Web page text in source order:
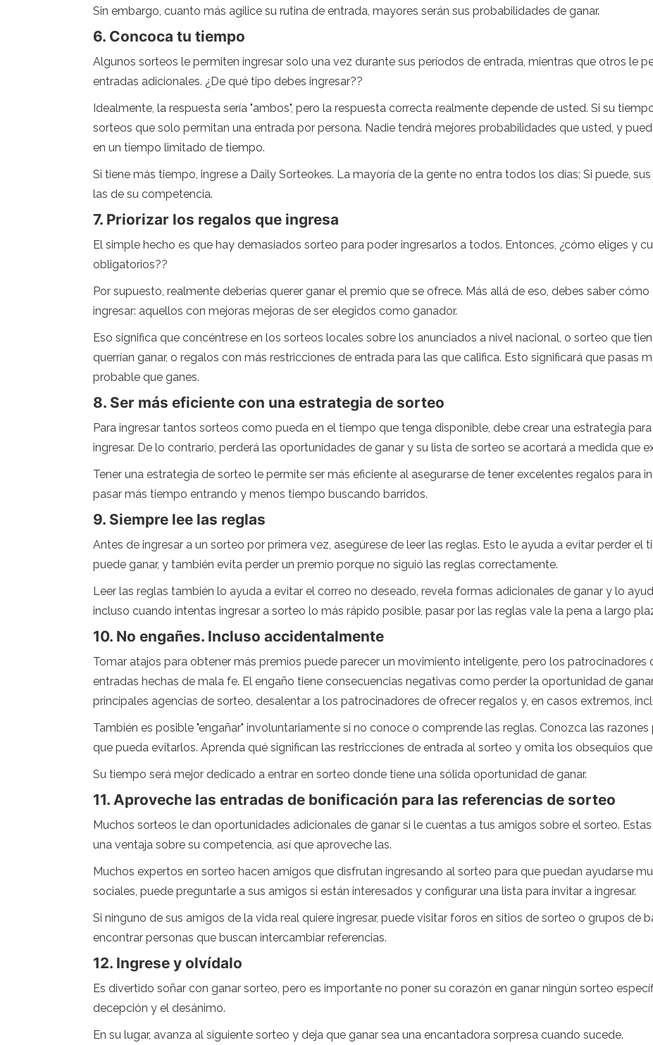
Sin embargo, cuanto más agilice su rutina de entrada, mayores serán sus probabilidades de ganar.
6. Concoca tu tiempo
Algunos sorteos le permiten ingresar solo una vez durante sus períodos de entrada, mientras que otros le
entradas adicionales. ¿De qué tipo debes ingresar??
Idealmente, la respuesta sería "ambos", pero la respuesta correcta realmente depende de usted. Si su
sorteos que solo permitan una entrada por persona. Nadie tendrá mejores probabilidades que usted, y
en un tiempo limitado de tiempo.
Si tiene más tiempo, ingrese a Daily Sorteokes. La mayoría de la gente no entra todos los días; Si puede,
las de su competencia.
7. Priorizar los regalos que ingresa
El simple hecho es que hay demasiados sorteo para poder ingresarlos a todos. Entonces, ¿cómo eliges y
obligatorios??
Por supuesto, realmente deberías querer ganar el premio que se ofrece. Más allá de eso, debes saber
ingresar: aquellos con mejoras mejoras de ser elegidos como ganador.
Eso significa que concéntrese en los sorteos locales sobre los anunciados a nivel nacional, o sorteo que
querrían ganar, o regalos con más restricciones de entrada para las que califica. Esto significará que pasas
probable que ganes.
8. Ser más eficiente con una estrategia de sorteo
Para ingresar tantos sorteos como pueda en el tiempo que tenga disponible, debe crear una estrategia
ingresar. De lo contrario, perderá las oportunidades de ganar y su lista de sorteo se acortará a medida que
Tener una estrategia de sorteo le permite ser más eficiente al asegurarse de tener excelentes regalos para
pasar más tiempo entrando y menos tiempo buscando barridos.
9. Siempre lee las reglas
Antes de ingresar a un sorteo por primera vez, asegúrese de leer las reglas. Esto le ayuda a evitar perder el
puede ganar, y también evita perder un premio porque no siguió las reglas correctamente.
Leer las reglas también lo ayuda a evitar el correo no deseado, revela formas adicionales de ganar y lo
incluso cuando intentas ingresar a sorteo lo más rápido posible, pasar por las reglas vale la pena a largo
10. No engañes. Incluso accidentalmente
Tomar atajos para obtener más premios puede parecer un movimiento inteligente, pero los patrocinadores
entradas hechas de mala fe. El engaño tiene consecuencias negativas como perder la oportunidad de
principales agencias de sorteo, desalentar a los patrocinadores de ofrecer regalos y, en casos extremos,
También es posible "engañar" involuntariamente si no conoce o comprende las reglas. Conozca las
que pueda evitarlos. Aprenda qué significan las restricciones de entrada al sorteo y omita los obsequios
Su tiempo será mejor dedicado a entrar en sorteo donde tiene una sólida oportunidad de ganar.
11. Aproveche las entradas de bonificación para las referencias de sorteo
Muchos sorteos le dan oportunidades adicionales de ganar si le cuentas a tus amigos sobre el sorteo.
una ventaja sobre su competencia, así que aproveche las.
Muchos expertos en sorteo hacen amigos que disfrutan ingresando al sorteo para que puedan ayudarse
sociales, puede preguntarle a sus amigos si están interesados ​​y configurar una lista para invitar a ingresar.
Si ninguno de sus amigos de la vida real quiere ingresar, puede visitar foros en sitios de sorteo o grupos de
encontrar personas que buscan intercambiar referencias.
12. Ingrese y olvídalo
Es divertido soñar con ganar sorteo, pero es importante no poner su corazón en ganar ningún sorteo
decepción y el desánimo.
En su lugar, avanza al siguiente sorteo y deja que ganar sea una encantadora sorpresa cuando sucede.